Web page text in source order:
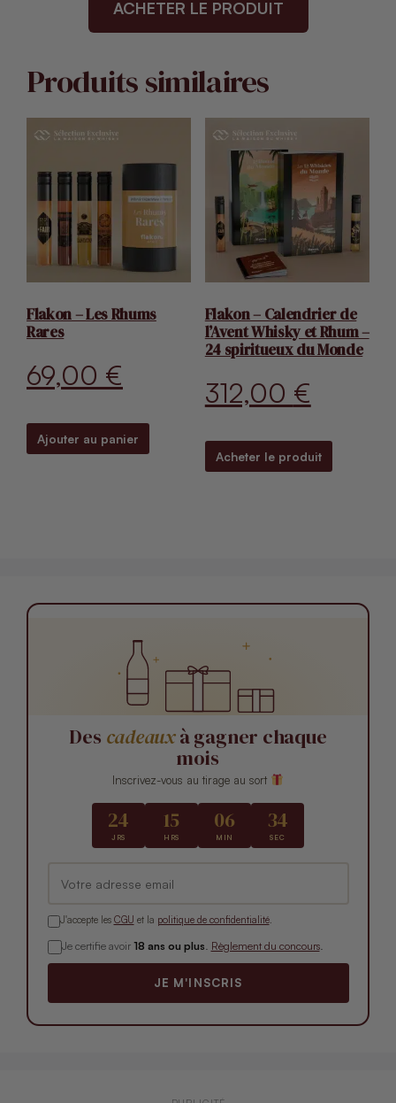
initial
était :
149,00 €.
actuel
99,00
ACHETER LE PRODUIT
Produits similaires
Flakon – Les Rhums
Rares
69,00 €
Ajouter au panier
Flakon – Calendrier de
l’Avent Whisky et Rhum –
24 spiritueux du Monde
312,00 €
Acheter le produit
Des cadeauxà gagner chaque
mois
Inscrivez-vous au tirage au sort
24
JRS
15
HRS
06
MIN
34
SEC
J'accepte les CGU et la politique de confidentialité.
Je certifie avoir 18 ans ou plus. Règlement du concours.
JE M'INSCRIS